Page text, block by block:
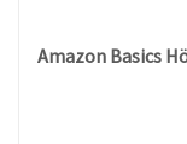
Amazon Basics